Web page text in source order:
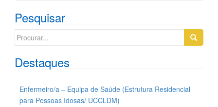
Pesquisar
Search
Destaques
Enfermeiro/a – Equipa de Saúde (Estrutura Residencial
para Pessoas Idosas/ UCCLDM)